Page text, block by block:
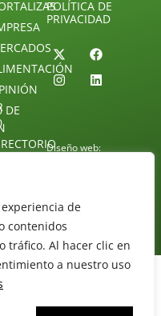
de
contenidos
tráfico. Al hacer clic en
a nuestro uso
DE
POLÍTICA DE
PRIVACIDAD
Diseño web: